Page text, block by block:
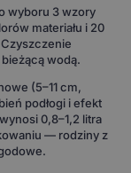
wyboru 3 wzory
materiału i 20
wodą.
(5–11 cm,
podłogi i efekt
0,8–1,2 litra
— rodziny z